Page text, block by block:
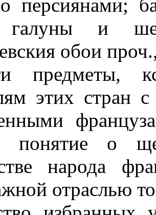
персиянами;
галуны и
обои
предметы,
этих стран
понятие о
народа
отраслью